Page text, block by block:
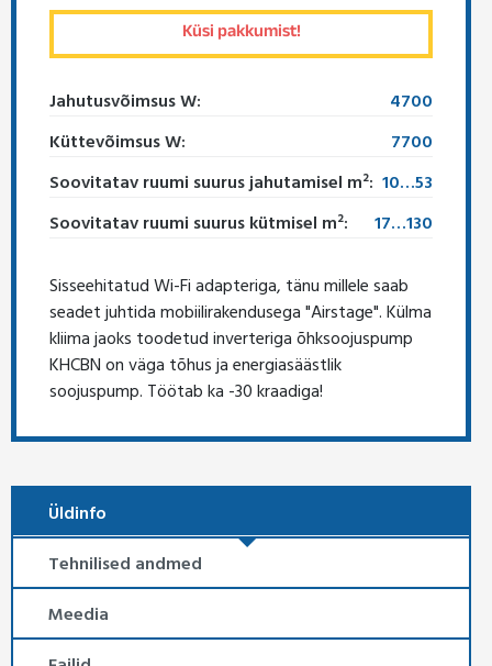
Jahutusvõimsus W:
4700
Küttevõimsus W:
7700
Soovitatav ruumi suurus jahutamisel m²: 10…53
Soovitatav ruumi suurus kütmisel m²:
17…130
Sisseehitatud Wi-Fi adapteriga, tänu millele saab
seadet juhtida mobiilirakendusega "Airstage". Külma
kliima jaoks toodetud inverteriga õhksoojuspump
KHCBN on väga tõhus ja energiasäästlik
soojuspump. Töötab ka -30 kraadiga!
Üldinfo
Tehnilised andmed
Meedia